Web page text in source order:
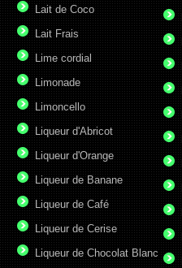
Lait de Coco
Lait Frais
Lime cordial
Limonade
Limoncello
Liqueur d'Abricot
Liqueur d'Orange
Liqueur de Banane
Liqueur de Café
Liqueur de Cerise
Liqueur de Chocolat Blanc